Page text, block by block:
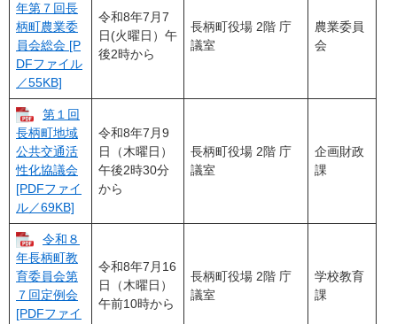
年第７回長
柄町農業委
員会総会 [P
DFファイル
／55KB]
令和8年7月7
日(火曜日）午
後2時から
長柄町役場 2階 庁
議室
農業委員
会
第１回
長柄町地域
公共交通活
性化協議会
[PDFファイ
ル／69KB]
令和8年7月9
日（木曜日）
午後2時30分
から
長柄町役場 2階 庁
議室
企画財政
課
令和８
年長柄町教
育委員会第
７回定例会
[PDFファイ
令和8年7月16
日（木曜日）
午前10時から
長柄町役場 2階 庁
議室
学校教育
課